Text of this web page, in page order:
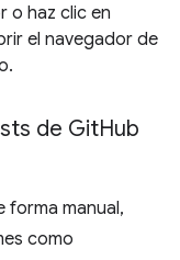
o haz clic en
el navegador de
de GitHub
forma manual,
como